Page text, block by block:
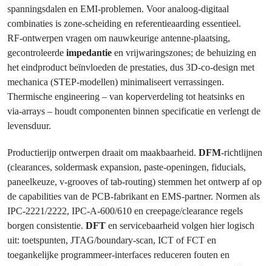
spanningsdalen en EMI‑problemen. Voor analoog‑digitaal
combinaties is zone‑scheiding en referentieaarding essentieel.
RF‑ontwerpen vragen om nauwkeurige antenne‑plaatsing,
gecontroleerde impedantie en vrijwaringszones; de behuizing en
het eindproduct beïnvloeden de prestaties, dus 3D‑co‑design met
mechanica (STEP‑modellen) minimaliseert verrassingen.
Thermische engineering – van koperverdeling tot heatsinks en
via‑arrays – houdt componenten binnen specificatie en verlengt de
levensduur.
Productierijp ontwerpen draait om maakbaarheid. DFM‑richtlijnen
(clearances, soldermask expansion, paste‑openingen, fiducials,
paneelkeuze, v‑grooves of tab‑routing) stemmen het ontwerp af op
de capabilities van de PCB‑fabrikant en EMS‑partner. Normen als
IPC‑2221/2222, IPC‑A‑600/610 en creepage/clearance regels
borgen consistentie. DFT en servicebaarheid volgen hier logisch
uit: toetspunten, JTAG/boundary‑scan, ICT of FCT en
toegankelijke programmeer‑interfaces reduceren fouten en